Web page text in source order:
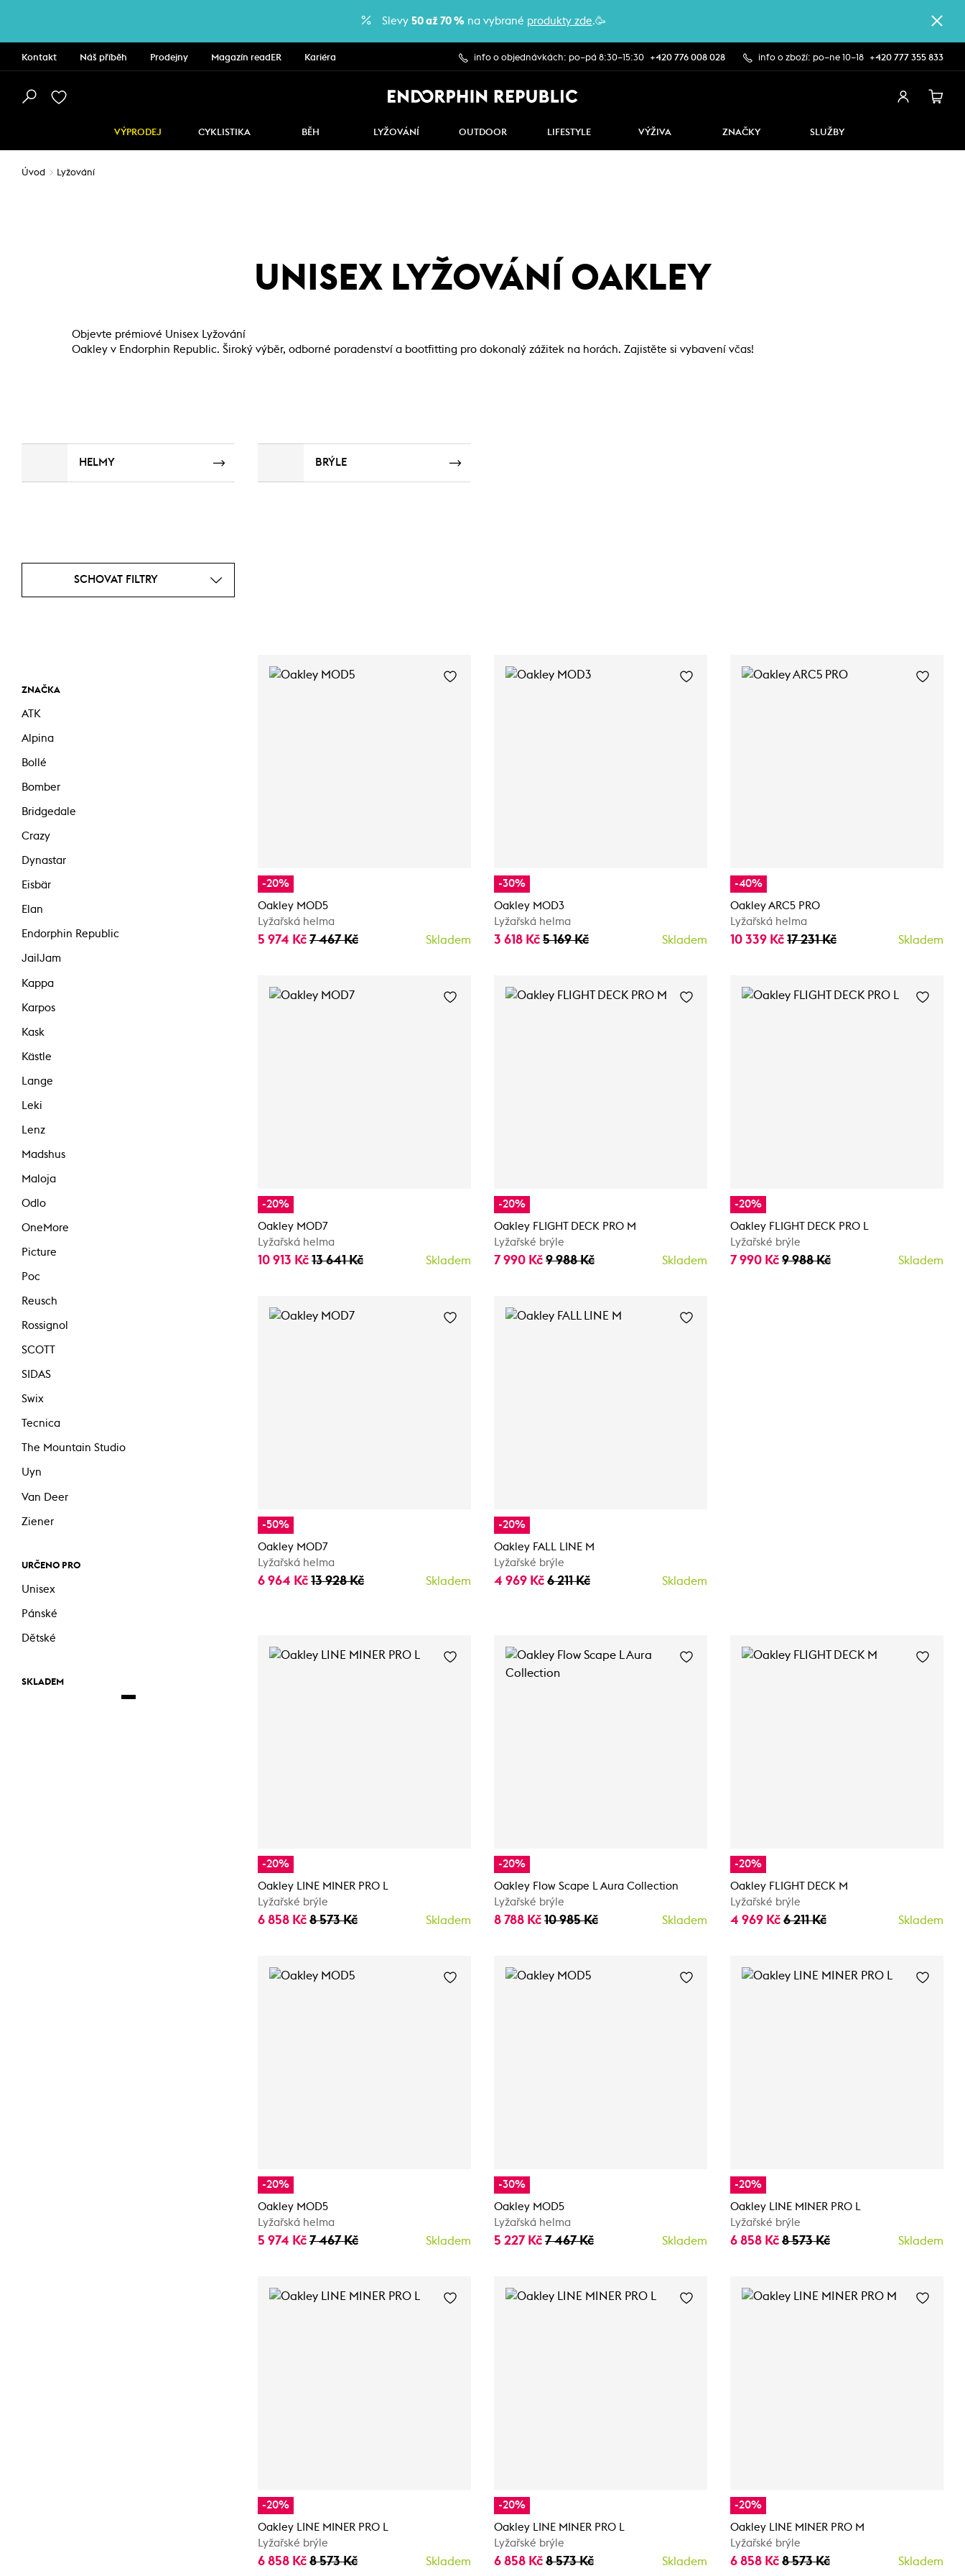
Slevy 50 až 70 % na vybrané produkty zde.🥳
Kontakt Náš příběh Prodejny Magazín readER Kariéra info o objednávkách: po–pá 8:30–15:30 +420 776 008 028 info o zboží: po–ne 10–18 +420 777 355 833
VÝPRODEJ CYKLISTIKA BĚH LYŽOVÁNÍ OUTDOOR LIFESTYLE VÝŽIVA ZNAČKY SLUŽBY
Úvod Lyžování
UNISEX LYŽOVÁNÍ OAKLEY
Objevte prémiové Unisex Lyžování
Oakley v Endorphin Republic. Široký výběr, odborné poradenství a bootfitting pro dokonalý zážitek na horách. Zajistěte si vybavení včas!
HELMY BRÝLE
SCHOVAT FILTRY
ZNAČKA
ATK
Alpina
Bollé
Bomber
Bridgedale
Crazy
Dynastar
Eisbär
Elan
Endorphin Republic
JailJam
Kappa
Karpos
Kask
Kästle
Lange
Leki
Lenz
Madshus
Maloja
Odlo
OneMore
Picture
Poc
Reusch
Rossignol
SCOTT
SIDAS
Swix
Tecnica
The Mountain Studio
Uyn
Van Deer
Ziener
URČENO PRO
Unisex
Pánské
Dětské
SKLADEM
-20%
Oakley MOD5
Lyžařská helma
5 974 Kč 7 467 Kč Skladem
-30%
Oakley MOD3
Lyžařská helma
3 618 Kč 5 169 Kč Skladem
-40%
Oakley ARC5 PRO
Lyžařská helma
10 339 Kč 17 231 Kč Skladem
-20%
Oakley MOD7
Lyžařská helma
10 913 Kč 13 641 Kč Skladem
-20%
Oakley FLIGHT DECK PRO M
Lyžařské brýle
7 990 Kč 9 988 Kč Skladem
-20%
Oakley FLIGHT DECK PRO L
Lyžařské brýle
7 990 Kč 9 988 Kč Skladem
-50%
Oakley MOD7
Lyžařská helma
6 964 Kč 13 928 Kč Skladem
-20%
Oakley FALL LINE M
Lyžařské brýle
4 969 Kč 6 211 Kč Skladem
-20%
Oakley LINE MINER PRO L
Lyžařské brýle
6 858 Kč 8 573 Kč Skladem
-20%
Oakley Flow Scape L Aura Collection
Lyžařské brýle
8 788 Kč 10 985 Kč Skladem
-20%
Oakley FLIGHT DECK M
Lyžařské brýle
4 969 Kč 6 211 Kč Skladem
-20%
Oakley MOD5
Lyžařská helma
5 974 Kč 7 467 Kč Skladem
-30%
Oakley MOD5
Lyžařská helma
5 227 Kč 7 467 Kč Skladem
-20%
Oakley LINE MINER PRO L
Lyžařské brýle
6 858 Kč 8 573 Kč Skladem
-20%
Oakley LINE MINER PRO L
Lyžařské brýle
6 858 Kč 8 573 Kč Skladem
-20%
Oakley LINE MINER PRO L
Lyžařské brýle
6 858 Kč 8 573 Kč Skladem
-20%
Oakley LINE MINER PRO M
Lyžařské brýle
6 858 Kč 8 573 Kč Skladem